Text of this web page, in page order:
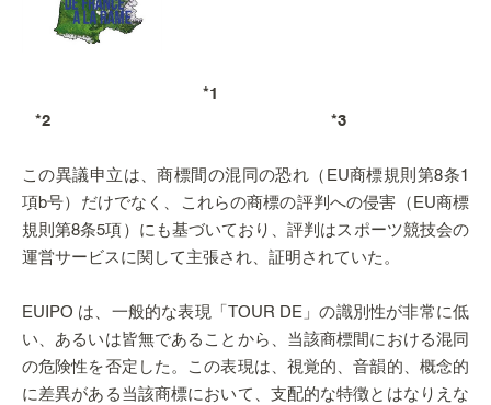
*1
*2 *3
この異議申立は、商標間の混同の恐れ（EU商標規則第8条1
項b号）だけでなく、これらの商標の評判への侵害（EU商標
規則第8条5項）にも基づいており、評判はスポーツ競技会の
運営サービスに関して主張され、証明されていた。
EUIPO は、一般的な表現「TOUR DE」の識別性が非常に低
い、あるいは皆無であることから、当該商標間における混同
の危険性を否定した。この表現は、視覚的、音韻的、概念的
に差異がある当該商標において、支配的な特徴とはなりえな